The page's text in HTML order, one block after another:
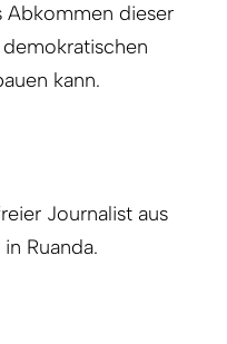
Abkommen dieser
kann.
Journalist aus
Ruanda.